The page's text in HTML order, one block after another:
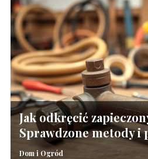
Jak odkręcić
Sprawdzone metody i
Dom i Ogród